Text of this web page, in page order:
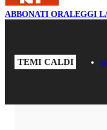
ABBONATI ORALEGGI
TEMI CALDI